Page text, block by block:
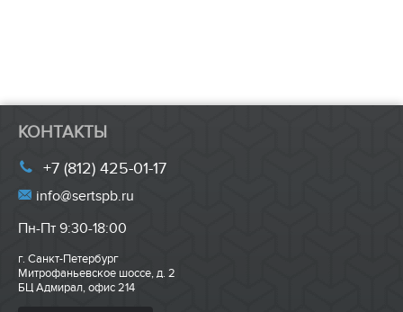
КОНТАКТЫ
+7 (812) 425-01-17
info@sertspb.ru
Пн-Пт 9:30-18:00
г. Санкт-Петербург
Митрофаньевское шоссе, д. 2
БЦ Адмирал, офис 214